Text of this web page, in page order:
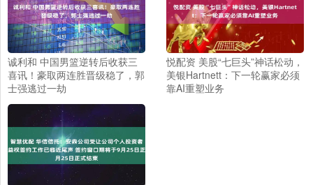
诚利和 中国男篮逆转后收获三
喜讯！豪取两连胜晋级稳了，郭
士强逃过一劫
悦配资 美股“七巨头”神话松动，
美银Hartnett：下一轮赢家必须
靠AI重塑业务